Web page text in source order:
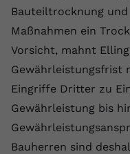
Bauteiltrocknung
Maßnahmen ein
Vorsicht, mahnt
Gewährleistungsfrist
Eingriffe Dritter zu
Gewährleistung bis
Bauherren sind
Name
Anbieter
Laufzeit Session
Zweck
Daten